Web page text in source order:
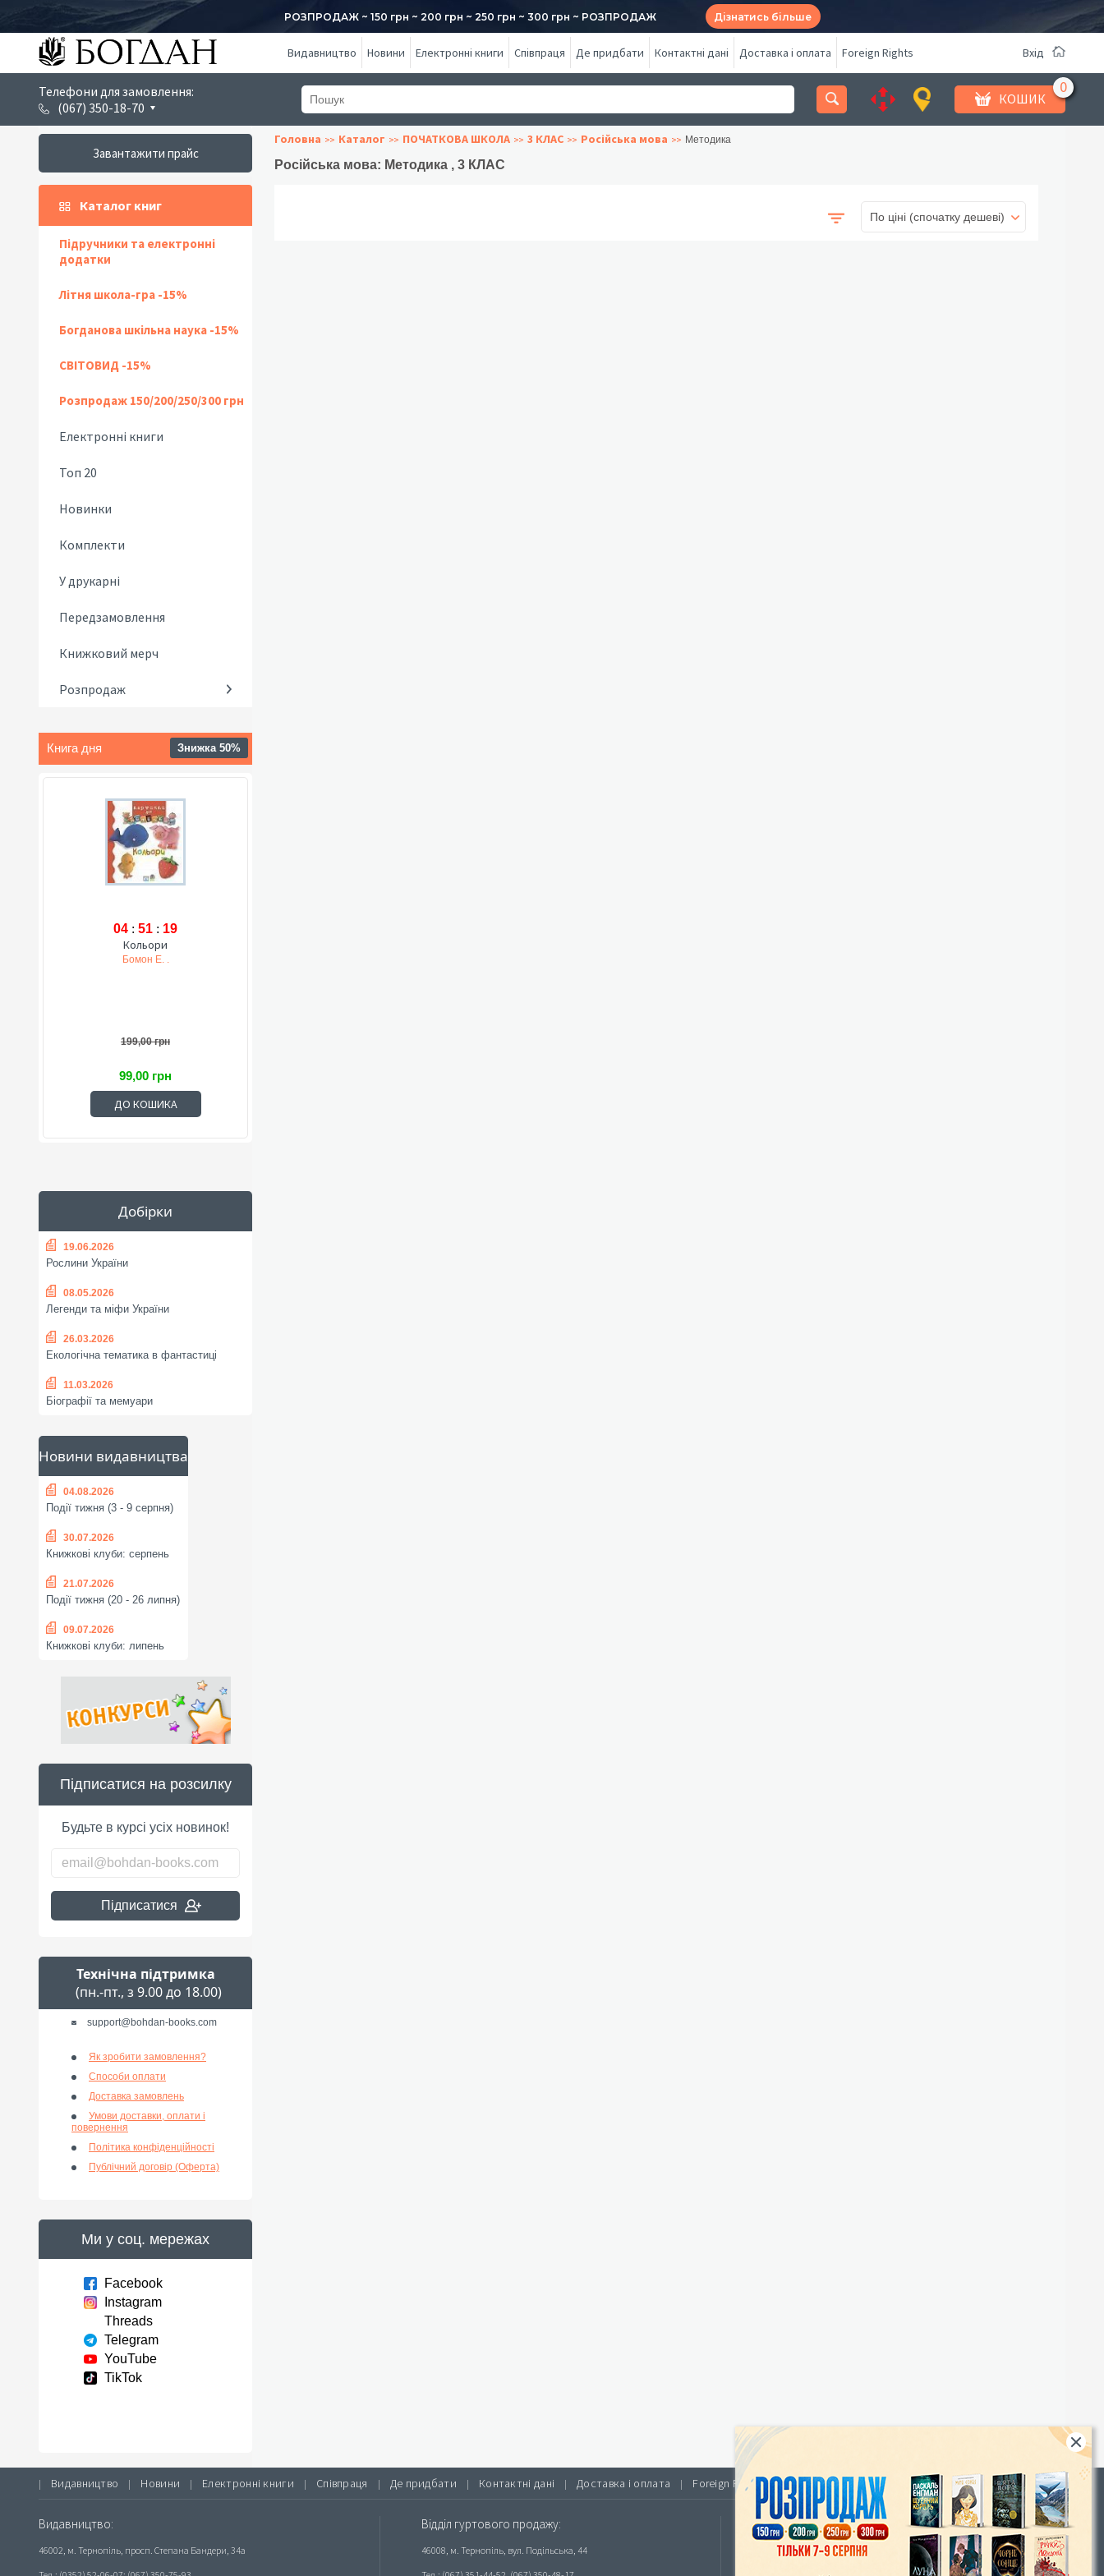
РОЗПРОДАЖ ~ 150 грн ~ 200 грн ~ 250 грн ~ 300 грн ~ РОЗПРОДАЖ Дізнатись більше
Видавництво Новини Електронні книги Співпраця Де придбати Контактні дані Доставка і оплата Foreign Rights Вхід
Телефони для замовлення:
(067) 350-18-70
КОШИК
Завантажити прайс
Каталог книг
Підручники та електронні
додатки
Літня школа-гра -15%
Богданова шкільна наука -15%
СВІТОВИД -15%
Розпродаж 150/200/250/300 грн
Електронні книги
Топ 20
Новинки
Комплекти
У друкарні
Передзамовлення
Книжковий мерч
Розпродаж
Книга дня Знижка 50%
04 : 51 : 18
Кольори
Бомон Е. .
199,00 грн
99,00 грн
ДО КОШИКА
Добірки
19.06.2026
Рослини України
08.05.2026
Легенди та міфи України
26.03.2026
Екологічна тематика в фантастиці
11.03.2026
Біографії та мемуари
Новини видавництва
04.08.2026
Події тижня (3 - 9 серпня)
30.07.2026
Книжкові клуби: серпень
21.07.2026
Події тижня (20 - 26 липня)
09.07.2026
Книжкові клуби: липень
Підписатися на розсилку
Будьте в курсі усіх новинок!
Підписатися
Технічна підтримка
(пн.-пт., з 9.00 до 18.00)
support@bohdan-books.com
Як зробити замовлення?
Способи оплати
Доставка замовлень
Умови доставки, оплати і
повернення
Політика конфіденційності
Публічний договір (Оферта)
Ми у соц. мережах
Facebook
Instagram
Threads
Telegram
YouTube
TikTok
Головна Каталог ПОЧАТКОВА ШКОЛА 3 КЛАС Російська мова Методика
Російська мова: Методика , 3 КЛАС
По ціні (спочатку дешеві)
| Видавництво | Новини | Електронні книги | Співпраця | Де придбати | Контактні дані | Доставка і оплата | Foreign Rights |
Видавництво:
46002, м. Тернопіль, просп. Степана Бандери, 34а
Відділ гуртового продажу:
46008, м. Тернопіль, вул. Подільська, 44
Інтернет-магазин «Видавництво Богдан»:
46018, м. Тернопіль, А/С 529